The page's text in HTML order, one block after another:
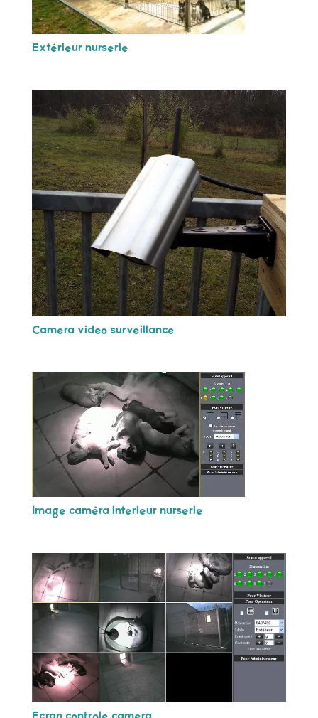
Extérieur nurserie
Camera video surveillance
Image caméra interieur nurserie
Ecran controle camera